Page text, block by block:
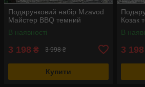
Подарунковий набір Mzavod
Майстер BBQ темний
В наявності
3 198 ₴ 3 998 ₴
Купити
Козак
В
3 198